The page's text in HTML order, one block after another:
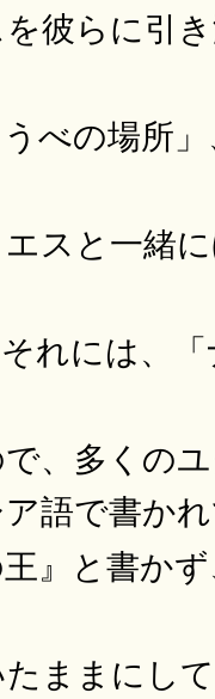
彼らに引
べの場所
スと一緒
れには、
、多くの
語で書かれ
』と書か
ままにして